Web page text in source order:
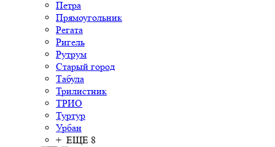
Петра
Прямоугольник
Регата
Ригель
Рутрум
Старый город
Табула
Трилистник
ТРИО
Туртур
Урбан
+ ЕЩЕ 8